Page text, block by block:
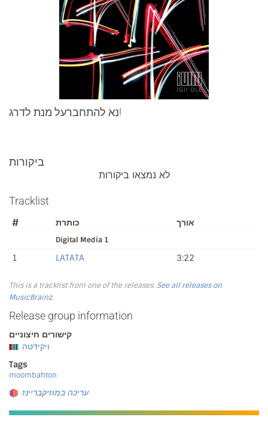
נא להתחברעל מנת לדרג!
ביקורות
לא נמצאו ביקורות
Tracklist
# כותרת אורך
Digital Media 1
1 LATATA 3:22
This is a tracklist from one of the releases. See all releases on
MusicBrainz.
Release group information
קישורים חיצוניים
ויקידטה
Tags
moombahton
עריכה במוזיקבריינז